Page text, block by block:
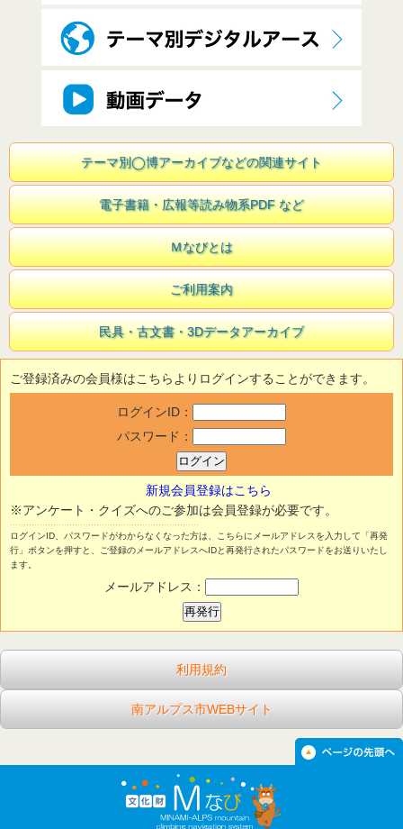
テーマ別◯博アーカイブなどの関連サイト
電子書籍・広報等読み物系PDF など
Ｍなびとは
ご利用案内
民具・古文書・3Dデータアーカイブ
ご登録済みの会員様はこちらよりログインすることができます。
ログインID：
パスワード：
新規会員登録はこちら
※アンケート・クイズへのご参加は会員登録が必要です。
ログインID、パスワードがわからなくなった方は、こちらにメールアドレスを入力して「再発
行」ボタンを押すと、ご登録のメールアドレスへIDと再発行されたパスワードをお送りいたし
ます。
メールアドレス：
利用規約
南アルプス市WEBサイト